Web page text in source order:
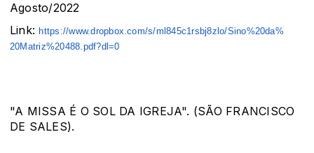
Agosto/2022
Link: https://www.dropbox.com/s/ml845c1rsbj8zlo/Sino%20da%
20Matriz%20488.pdf?dl=0
"A MISSA É O SOL DA IGREJA". (SÃO FRANCISCO
DE SALES).